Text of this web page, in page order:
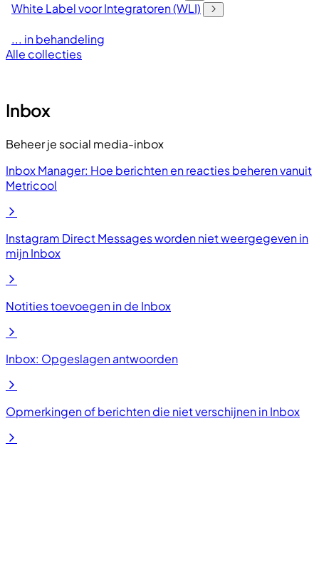
White Label voor Integratoren (WLI)
... in behandeling
Alle collecties
Inbox
Beheer je social media-inbox
Inbox Manager: Hoe berichten en reacties beheren vanuit
Metricool
Instagram Direct Messages worden niet weergegeven in
mijn Inbox
Notities toevoegen in de Inbox
Inbox: Opgeslagen antwoorden
Opmerkingen of berichten die niet verschijnen in Inbox